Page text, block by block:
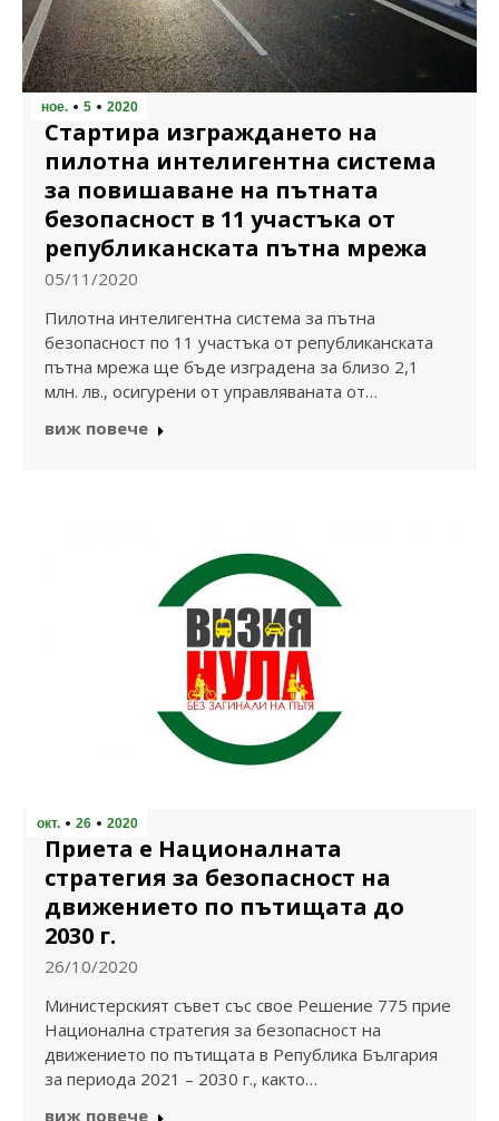
ное. 5 2020
Стартира изграждането на
пилотна интелигентна система
за повишаване на пътната
безопасност в 11 участъка от
републиканската пътна мрежа
05/11/2020
Пилотна интелигентна система за пътна
безопасност по 11 участъка от републиканската
пътна мрежа ще бъде изградена за близо 2,1
млн. лв., осигурени от управляваната от…
виж повече
окт. 26 2020
Приета е Националната
стратегия за безопасност на
движението по пътищата до
2030 г.
26/10/2020
Министерският съвет със свое Решение 775 прие
Национална стратегия за безопасност на
движението по пътищата в Република България
за периода 2021 – 2030 г., както…
виж повече